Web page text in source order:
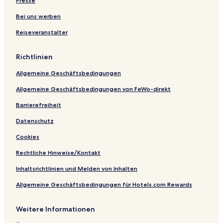
-
T
n
n
t
2
d
r
o
o
-
e
b
y
h
e
i
a
w
a
y
y
Bei uns werben
Reiseveranstalter
Richtlinien
Allgemeine Geschäftsbedingungen
Allgemeine Geschäftsbedingungen von FeWo-direkt
Barrierefreiheit
Datenschutz
Cookies
Rechtliche Hinweise/Kontakt
Inhaltsrichtlinien und Melden von Inhalten
Allgemeine Geschäftsbedingungen für Hotels.com Rewards
Weitere Informationen